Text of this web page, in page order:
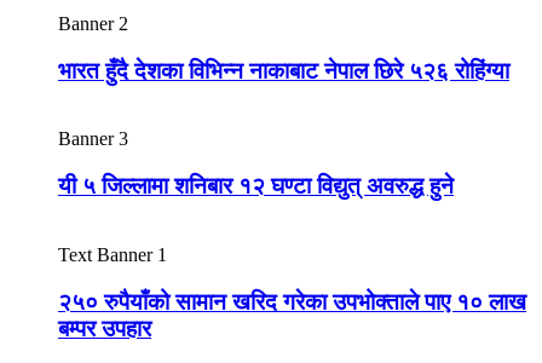
Banner 2
भारत हुँदै देशका विभिन्न नाकाबाट नेपाल छिरे ५२६ रोहिंग्या
Banner 3
यी ५ जिल्लामा शनिबार १२ घण्टा विद्युत् अवरुद्ध हुने
Text Banner 1
२५० रुपैयाँको सामान खरिद गरेका उपभोक्ताले पाए १० लाख
बम्पर उपहार